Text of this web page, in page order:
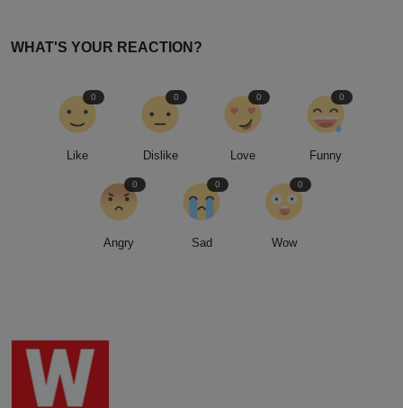
WHAT'S YOUR REACTION?
Like
0
Dislike
0
Love
0
Funny
0
Angry
0
Sad
0
Wow
0